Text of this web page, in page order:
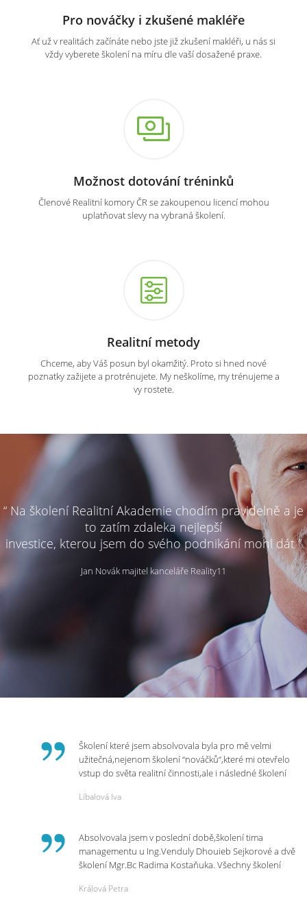
Pro nováčky i zkušené makléře
Ať už v realitách začínáte nebo jste již zkušení makléři, u nás si
vždy vyberete školení na míru dle vaší dosažené praxe.
Možnost dotování tréninků
Členové Realitní komory ČR se zakoupenou licencí mohou
uplatňovat slevy na vybraná školení.
Realitní metody
Chceme, aby Váš posun byl okamžitý. Proto si hned nové
poznatky zažijete a protrénujete. My neškolíme, my trénujeme a
vy rostete.
“ Na školení Realitní Akademie chodím pravidelně a je
to zatím zdaleka nejlepší
investice, kterou jsem do svého podnikání mohl dát ”
Jan Novák majitel kanceláře Reality11
Školení které jsem absolvovala byla pro mě velmi
užitečná,nejenom školení “nováčků“,které mi otevřelo
vstup do světa realitní činnosti,ale i následné školení
p.Vendulce která s nesmírnou lidskostí,přesto
potřebná školení,která Realitní Akademie umožňuje.
Líbalová Iva
Absolvovala jsem v poslední době,školení tima
managementu u Ing.Venduly Dhouieb Sejkorové a dvě
školení Mgr.Bc Radima Kostaňuka. Všechny školení
práci a na život.
Králová Petra